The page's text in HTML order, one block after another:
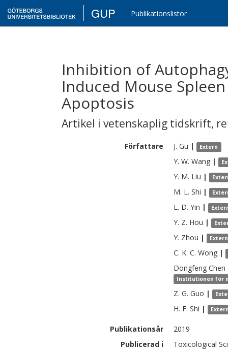
GUP Publikationslistor
Inhibition of
Induced Mouse
Apoptosis
Artikel i vetenskaplig tidskrift,
Författare J. Gu | Extern
Y. W. Wang |
Y. M. Liu |
M. L. Shi |
L. D. Yin |
Y. Z. Hou |
Y. Zhou | Extern
C. K. C. Wong |
Dongfeng Chen
Institutionen för
Z. G. Guo |
H. F. Shi |
Publikationsår
2019
Publicerad i
Toxicological